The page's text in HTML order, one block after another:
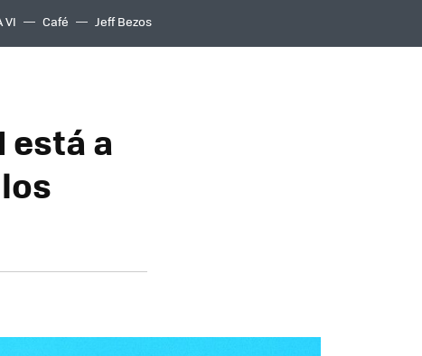
VI Café Jeff Bezos
está a